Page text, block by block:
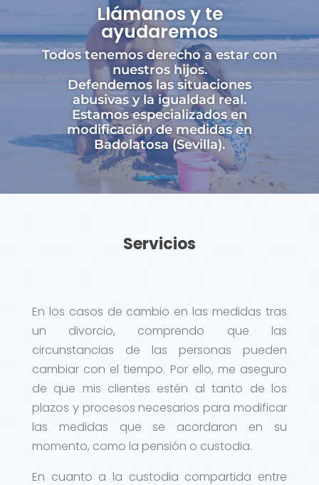
Llámanos y te
ayudaremos
Todos tenemos derecho a estar con
nuestros hijos.
Defendemos las situaciones
abusivas y la igualdad real.
Estamos especializados en
modificación de medidas en
Badolatosa (Sevilla).
Servicios
En los casos de cambio en las medidas tras
un divorcio, comprendo que las
circunstancias de las personas pueden
cambiar con el tiempo. Por ello, me aseguro
de que mis clientes estén al tanto de los
plazos y procesos necesarios para modificar
las medidas que se acordaron en su
momento, como la pensión o custodia.
En cuanto a la custodia compartida entre